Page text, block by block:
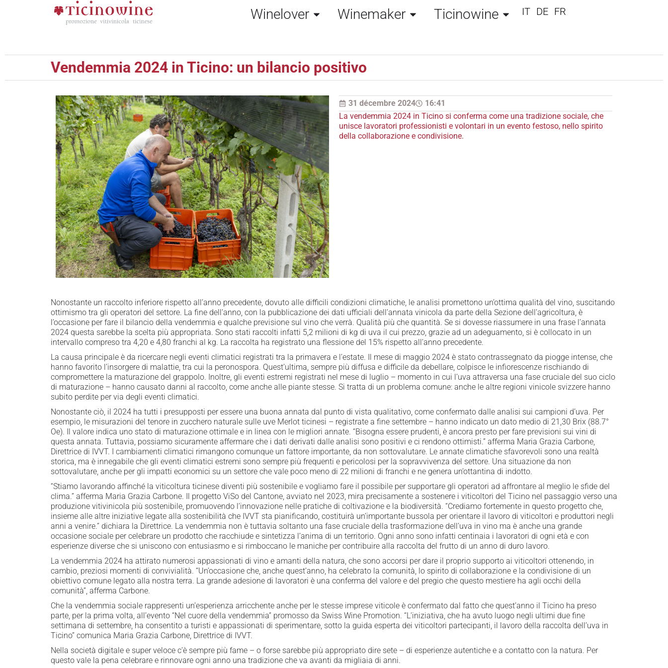
Winelover Winemaker Ticinowine IT DE FR
Vendemmia 2024 in Ticino: un bilancio positivo
31 décembre 2024
16:41
La vendemmia 2024 in Ticino si conferma come una tradizione sociale, che
unisce lavoratori professionisti e volontari in un evento festoso, nello spirito
della collaborazione e condivisione.
Nonostante un raccolto inferiore rispetto all’anno precedente, dovuto alle difficili condizioni climatiche, le analisi promettono un’ottima qualità del vino, suscitando
ottimismo tra gli operatori del settore. La fine dell’anno, con la pubblicazione dei dati ufficiali dell’annata vinicola da parte della Sezione dell’agricoltura, è
l’occasione per fare il bilancio della vendemmia e qualche previsione sul vino che verrà. Qualità più che quantità. Se si dovesse riassumere in una frase l’annata
2024 questa sarebbe la scelta più appropriata. Sono stati raccolti infatti 5,2 milioni di kg di uva il cui prezzo, grazie ad un adeguamento, si è collocato in un
intervallo compreso tra 4,20 e 4,80 franchi al kg. La raccolta ha registrato una flessione del 15% rispetto all’anno precedente.
La causa principale è da ricercare negli eventi climatici registrati tra la primavera e l’estate. Il mese di maggio 2024 è stato contrassegnato da piogge intense, che
hanno favorito l’insorgere di malattie, tra cui la peronospora. Quest’ultima, sempre più diffusa e difficile da debellare, colpisce le infiorescenze rischiando di
compromettere la maturazione del grappolo. Inoltre, gli eventi estremi registrati nel mese di luglio – momento in cui l’uva attraversa una fase cruciale del suo ciclo
di maturazione – hanno causato danni al raccolto, come anche alle piante stesse. Si tratta di un problema comune: anche le altre regioni vinicole svizzere hanno
subito perdite per via degli eventi climatici.
Nonostante ciò, il 2024 ha tutti i presupposti per essere una buona annata dal punto di vista qualitativo, come confermato dalle analisi sui campioni d’uva. Per
esempio, le misurazioni del tenore in zucchero naturale sulle uve Merlot ticinesi – registrate a fine settembre – hanno indicato un dato medio di 21,30 Brix (88.7°
Oe). Il valore indica uno stato di maturazione ottimale e in linea con le migliori annate. “Bisogna essere prudenti, è ancora presto per fare previsioni sui vini di
questa annata. Tuttavia, possiamo sicuramente affermare che i dati derivati dalle analisi sono positivi e ci rendono ottimisti.” afferma Maria Grazia Carbone,
Direttrice di IVVT. I cambiamenti climatici rimangono comunque un fattore importante, da non sottovalutare. Le annate climatiche sfavorevoli sono una realtà
storica, ma è innegabile che gli eventi climatici estremi sono sempre più frequenti e pericolosi per la sopravvivenza del settore. Una situazione da non
sottovalutare, anche per gli impatti economici su un settore che vale poco meno di 22 milioni di franchi e ne genera un’ottantina di indotto.
“Stiamo lavorando affinché la viticoltura ticinese diventi più sostenibile e vogliamo fare il possibile per supportare gli operatori ad affrontare al meglio le sfide del
clima.” afferma Maria Grazia Carbone. Il progetto ViSo del Cantone, avviato nel 2023, mira precisamente a sostenere i viticoltori del Ticino nel passaggio verso una
produzione vitivinicola più sostenibile, promuovendo l’innovazione nelle pratiche di coltivazione e la biodiversità. “Crediamo fortemente in questo progetto che,
insieme alle altre iniziative legate alla sostenibilità che IVVT sta pianificando, costituirà un’importante bussola per orientare il lavoro di viticoltori e produttori negli
anni a venire.” dichiara la Direttrice. La vendemmia non è tuttavia soltanto una fase cruciale della trasformazione dell’uva in vino ma è anche una grande
occasione sociale per celebrare un prodotto che racchiude e sintetizza l’anima di un territorio. Ogni anno sono infatti centinaia i lavoratori di ogni età e con
esperienze diverse che si uniscono con entusiasmo e si rimboccano le maniche per contribuire alla raccolta del frutto di un anno di duro lavoro.
La vendemmia 2024 ha attirato numerosi appassionati di vino e amanti della natura, che sono accorsi per dare il proprio supporto ai viticoltori ottenendo, in
cambio, preziosi momenti di convivialità. “Un’occasione che, anche quest’anno, ha celebrato la comunità, lo spirito di collaborazione e la condivisione di un
obiettivo comune legato alla nostra terra. La grande adesione di lavoratori è una conferma del valore e del pregio che questo mestiere ha agli occhi della
comunità”, afferma Carbone.
Che la vendemmia sociale rappresenti un’esperienza arricchente anche per le stesse imprese viticole è confermato dal fatto che quest’anno il Ticino ha preso
parte, per la prima volta, all’evento “Nel cuore della vendemmia” promosso da Swiss Wine Promotion. “L’iniziativa, che ha avuto luogo negli ultimi due fine
settimana di settembre, ha consentito a turisti e appassionati di sperimentare, sotto la guida esperta dei viticoltori partecipanti, il lavoro della raccolta dell’uva in
Ticino” comunica Maria Grazia Carbone, Direttrice di IVVT.
Nella società digitale e super veloce c’è sempre più fame – o forse sarebbe più appropriato dire sete – di esperienze autentiche e a contatto con la natura. Per
questo vale la pena celebrare e rinnovare ogni anno una tradizione che va avanti da migliaia di anni.